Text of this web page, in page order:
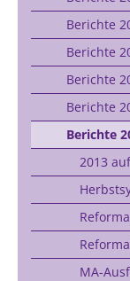
Berichte
Berichte
Berichte
Berichte
Berichte
2013
MA-